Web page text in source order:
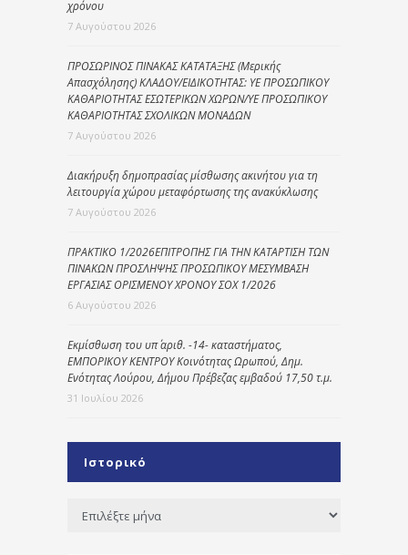
χρόνου
7 Αυγούστου 2026
ΠΡΟΣΩΡΙΝΟΣ ΠΙΝΑΚΑΣ ΚΑΤΑΤΑΞΗΣ (Μερικής
Απασχόλησης) ΚΛΑΔΟΥ/ΕΙΔΙΚΟΤΗΤΑΣ: ΥΕ ΠΡΟΣΩΠΙΚΟΥ
ΚΑΘΑΡΙΟΤΗΤΑΣ ΕΣΩΤΕΡΙΚΩΝ ΧΩΡΩΝ/ΥΕ ΠΡΟΣΩΠΙΚΟΥ
ΚΑΘΑΡΙΟΤΗΤΑΣ ΣΧΟΛΙΚΩΝ ΜΟΝΑΔΩΝ
7 Αυγούστου 2026
Διακήρυξη δημοπρασίας μίσθωσης ακινήτου για τη
λειτουργία χώρου μεταφόρτωσης της ανακύκλωσης
7 Αυγούστου 2026
ΠΡΑΚΤΙΚΟ 1/2026ΕΠΙΤΡΟΠΗΣ ΓΙΑ ΤΗΝ ΚΑΤΑΡΤΙΣΗ ΤΩΝ
ΠΙΝΑΚΩΝ ΠΡΟΣΛΗΨΗΣ ΠΡΟΣΩΠΙΚΟΥ ΜΕΣΥΜΒΑΣΗ
ΕΡΓΑΣΙΑΣ ΟΡΙΣΜΕΝΟΥ ΧΡΟΝΟΥ ΣΟΧ 1/2026
6 Αυγούστου 2026
Εκμίσθωση του υπ΄ αριθ. -14- καταστήματος,
ΕΜΠΟΡΙΚΟΥ ΚΕΝΤΡΟΥ Κοινότητας Ωρωπού, Δημ.
Ενότητας Λούρου, Δήμου Πρέβεζας εμβαδού 17,50 τ.μ.
31 Ιουλίου 2026
Ιστορικό
Ιστορικό